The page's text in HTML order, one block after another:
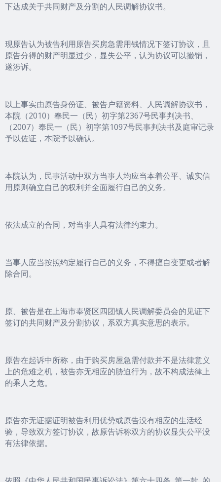
下达成关于共同财产及分割的人民调解协议书。
现原告认为被告利用原告买房急需用钱情况下签订协议，且
原告分得的财产明显过少，显失公平，认为协议可以撤销，
遂涉诉。
以上事实由原告身份证、被告户籍资料、人民调解协议书，
本院（2010）奉民一（民）初字第2367号民事判决书、
（2007）奉民一（民）初字第1097号民事判决书及庭审记录
予以佐证，本院予以确认。
本院认为，民事活动中双方当事人均应当本着公平、诚实信
用原则确立自己的权利并全面履行自己的义务。
依法成立的合同，对当事人具有法律约束力。
当事人应当按照约定履行自己的义务，不得擅自变更或者解
除合同。
原、被告是在上海市奉贤区四团镇人民调解委员会的见证下
签订的共同财产及分割协议，系双方真实意思的表示。
原告在起诉中所称，由于购买房屋急需付款并不是法律意义
上的危难之机，被告亦无相应的胁迫行为，故不构成法律上
的乘人之危。
原告亦无证据证明被告利用优势或原告没有相应的生活经
验，导致双方签订协议，故原告诉称双方的协议显失公平没
有法律依据。